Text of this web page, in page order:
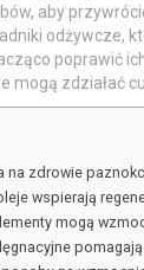
aby
odżywcze,
poprawić
mogą zdziałać
na zdrowie
wspierają
mogą